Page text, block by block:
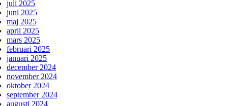
juli 2025
juni 2025
maj 2025
april 2025
mars 2025
februari 2025
januari 2025
december 2024
november 2024
oktober 2024
september 2024
augusti 2024